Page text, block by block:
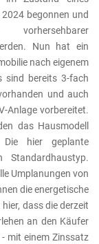
begonnen und
Nun hat ein
nach eigenem
sind bereits 3-fach
und auch
Anlage vorbereitet.
das Hausmodell
hier geplante
Standardhaustyp.
Umplanungen von
die energetische
dass die derzeit
an den Käufer
mit einem Zinssatz